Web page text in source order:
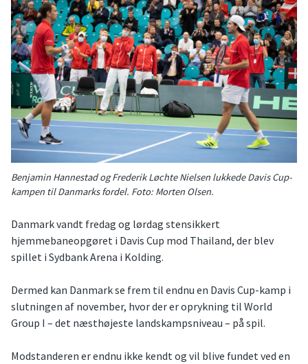
Benjamin Hannestad og Frederik Løchte Nielsen lukkede Davis Cup-
kampen til Danmarks fordel. Foto: Morten Olsen.
Danmark vandt fredag og lørdag stensikkert
hjemmebaneopgøret i Davis Cup mod Thailand, der blev
spillet i Sydbank Arena i Kolding.
Dermed kan Danmark se frem til endnu en Davis Cup-kamp i
slutningen af november, hvor der er oprykning til World
Group I – det næsthøjeste landskampsniveau – på spil.
Modstanderen er endnu ikke kendt og vil blive fundet ved en